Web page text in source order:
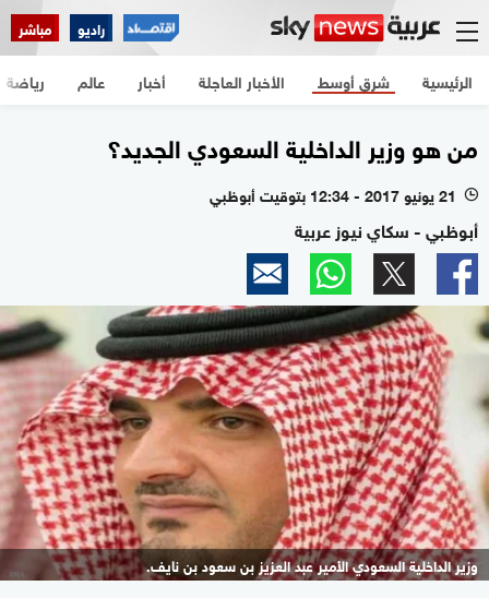
راديو مباشر
الرئيسية الأخبار العاجلة أخبار شرق أوسط عالم رياضة
من هو وزير الداخلية السعودي الجديد؟
l 21 يونيو 2017 - 12:34 بتوقيت أبوظبي
أبوظبي - سكاي نيوز عربية
وزير الداخلية السعودي الأمير عبد العزيز بن سعود بن نايف.